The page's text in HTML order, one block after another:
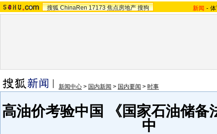
搜狐 ChinaRen 17173 焦点房地产 搜狗 新闻 -
新闻中心 > 国内新闻 > 国内要闻 > 时事
高油价考验中国 《国家石油储备
中